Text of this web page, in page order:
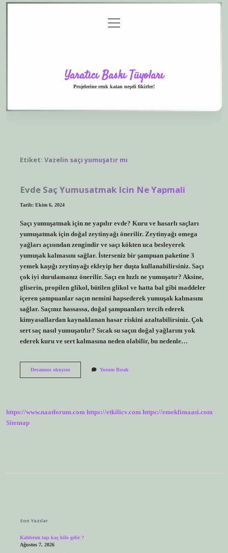
menüyü
aç
Yaratıcı Baskı Tüyoları
Projelerine renk katan neşeli fikirler!
Etiket: Vazelin saçı yumuşatır mı
Evde Saç Yumusatmak Icin Ne Yapmali
Tarih: Ekim 6, 2024
Saçı yumuşatmak için ne yapılır evde? Kuru ve hasarlı saçları
yumuşatmak için doğal zeytinyağı önerilir. Zeytinyağı omega
yağları açısından zengindir ve saçı kökten uca besleyerek
yumuşak kalmasını sağlar. İsterseniz bir şampuan paketine 3
yemek kaşığı zeytinyağı ekleyip her duşta kullanabilirsiniz. Saçı
çok iyi durulamanız önerilir. Saçı en hızlı ne yumuşatır? Aksine,
gliserin, propilen glikol, bütilen glikol ve hatta bal gibi maddeler
içeren şampuanlar saçın nemini hapsederek yumuşak kalmasını
sağlar. Saçınız hassassa, doğal şampuanları tercih ederek
kimyasallardan kaynaklanan hasar riskini azaltabilirsiniz. Çok
sert saç nasıl yumuşatılır? Sıcak su saçın doğal yağlarını yok
ederek kuru ve sert kalmasına neden olabilir, bu nedenle…
Devamını okuyunEvde
Yorum Bırak
https://www.naatforum.com https://etkilicv.com https://emeklimaasi.com
Sitemap
Son Yazılar
Kaldırım taşı kaç kilo gelir ?
Ağustos 7, 2026